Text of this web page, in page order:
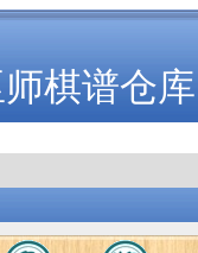
棋谱仓库